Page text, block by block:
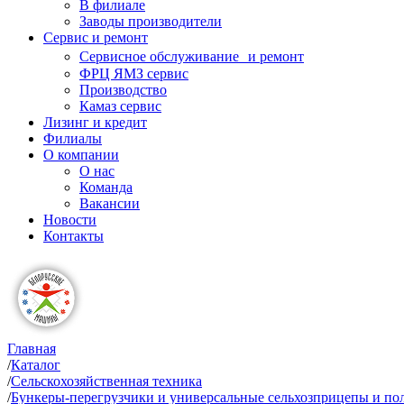
В филиале
Заводы производители
Сервис и ремонт
Сервисное обслуживание и ремонт
ФРЦ ЯМЗ сервис
Производство
Камаз сервис
Лизинг и кредит
Филиалы
О компании
О нас
Команда
Вакансии
Новости
Контакты
Главная
/Каталог
/Сельскохозяйственная техника
/Бункеры-перегрузчики и универсальные сельхозприцепы и